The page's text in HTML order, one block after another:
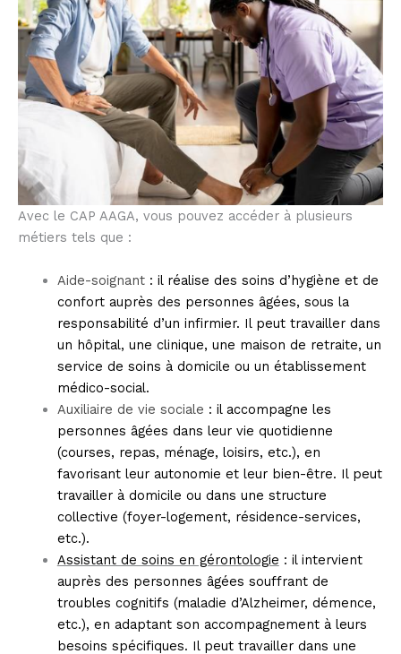
Avec le CAP AAGA, vous pouvez accéder à plusieurs
métiers tels que :
Aide-soignant: il réalise des soins d’hygiène et de
confort auprès des personnes âgées, sous la
responsabilité d’un infirmier. Il peut travailler dans
un hôpital, une clinique, une maison de retraite, un
service de soins à domicile ou un établissement
médico-social.
Auxiliaire de vie sociale : il accompagne les
personnes âgées dans leur vie quotidienne
(courses, repas, ménage, loisirs, etc.), en
favorisant leur autonomie et leur bien-être. Il peut
travailler à domicile ou dans une structure
collective (foyer-logement, résidence-services,
etc.).
Assistant de soins en gérontologie : il intervient
auprès des personnes âgées souffrant de
troubles cognitifs (maladie d’Alzheimer, démence,
etc.), en adaptant son accompagnement à leurs
besoins spécifiques. Il peut travailler dans une